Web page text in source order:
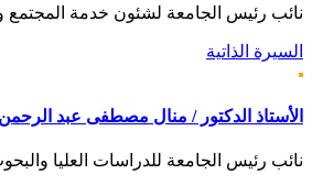
نائب رئيس الجامعة لشئون خدمة المجتمع
السيرة الذاتية
الأستاذ الدكتور / منال مصطفى عبد الرحمن
نائب رئيس الجامعة للدراسات العليا